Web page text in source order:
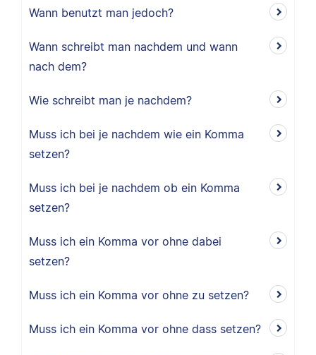
Wann benutzt man jedoch?
Wann schreibt man nachdem und wann
nach dem?
Wie schreibt man je nachdem?
Muss ich bei je nachdem wie ein Komma
setzen?
Muss ich bei je nachdem ob ein Komma
setzen?
Muss ich ein Komma vor ohne dabei
setzen?
Muss ich ein Komma vor ohne zu setzen?
Muss ich ein Komma vor ohne dass setzen?